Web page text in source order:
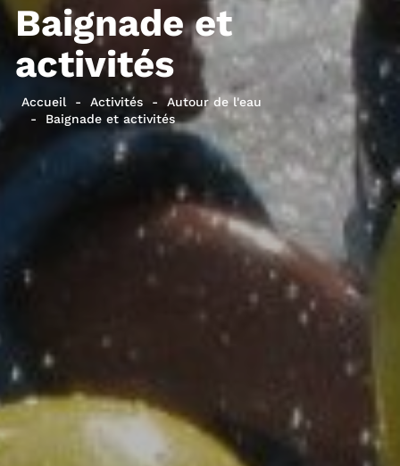
Baignade et
activités
Accueil Activités
Autour de l'eau
Baignade et activités